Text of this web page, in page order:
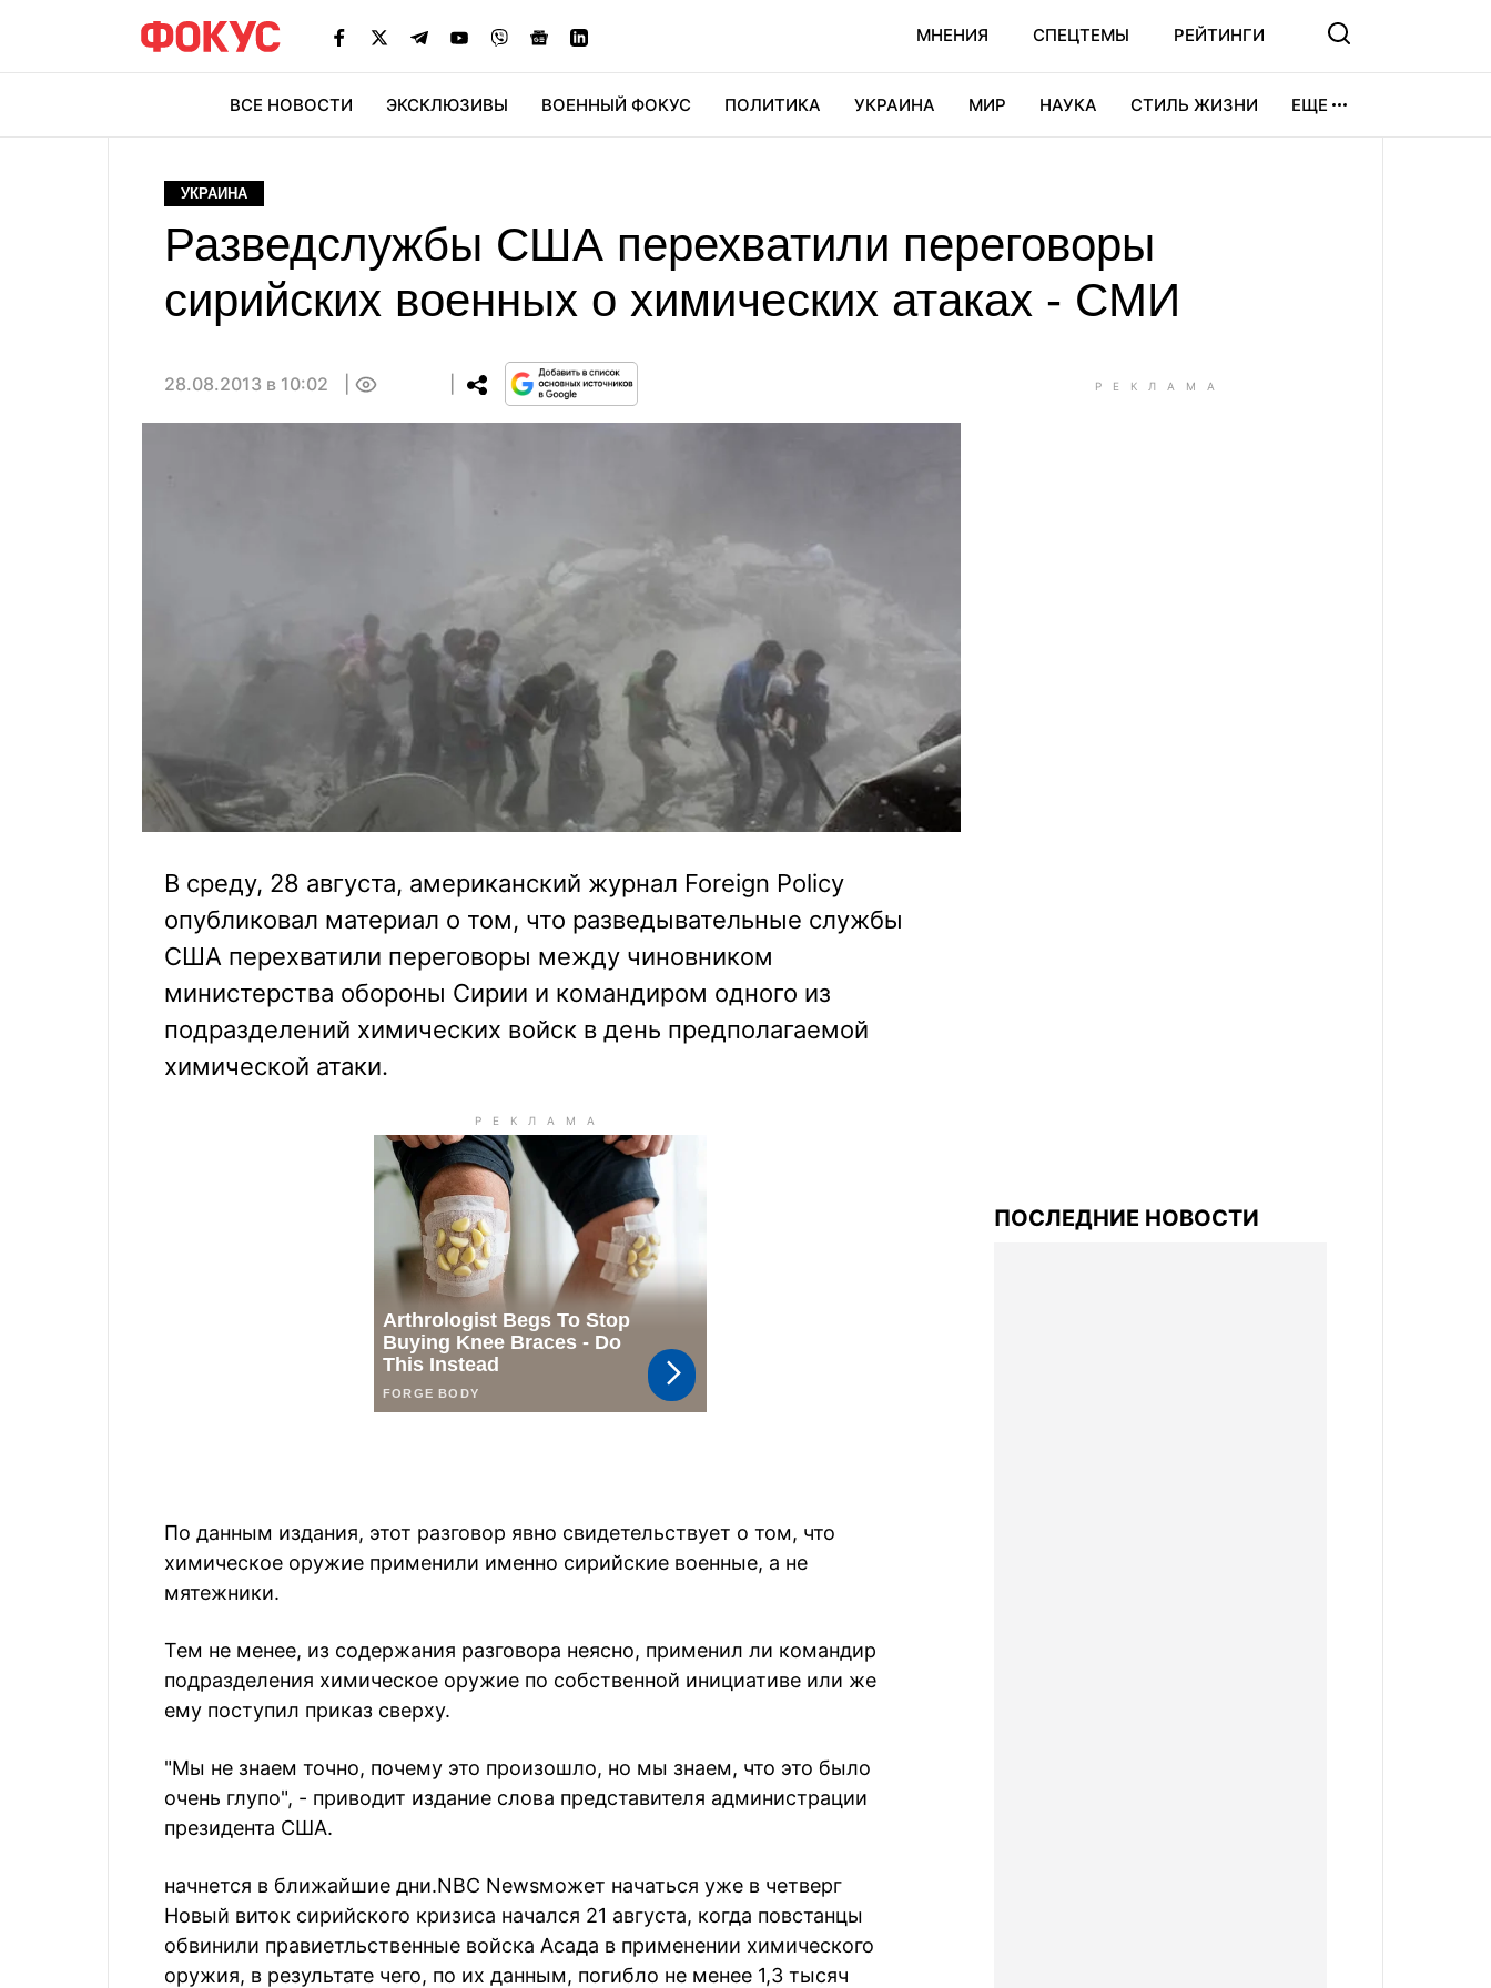
МНЕНИЯ СПЕЦТЕМЫ РЕЙТИНГИ
ВСЕ НОВОСТИ ЭКСКЛЮЗИВЫ ВОЕННЫЙ ФОКУС ПОЛИТИКА УКРАИНА МИР НАУКА СТИЛЬ ЖИЗНИ ЕЩЕ
УКРАИНА
Разведслужбы США перехватили переговоры
сирийских военных о химических атаках - СМИ
28.08.2013 в 10:02
В среду, 28 августа, американский журнал Foreign Policy
опубликовал материал о том, что разведывательные службы
США перехватили переговоры между чиновником
министерства обороны Сирии и командиром одного из
подразделений химических войск в день предполагаемой
химической атаки.
По данным издания, этот разговор явно свидетельствует о том, что
химическое оружие применили именно сирийские военные, а не
мятежники.
Тем не менее, из содержания разговора неясно, применил ли командир
подразделения химическое оружие по собственной инициативе или же
ему поступил приказ сверху.
"Мы не знаем точно, почему это произошло, но мы знаем, что это было
очень глупо", - приводит издание слова представителя администрации
президента США.
начнется в ближайшие дни.NBC Newsможет начаться уже в четверг
Новый виток сирийского кризиса начался 21 августа, когда повстанцы
обвинили правиетльственные войска Асада в применении химического
оружия, в результате чего, по их данным, погибло не менее 1,3 тысяч
ПОСЛЕДНИЕ НОВОСТИ